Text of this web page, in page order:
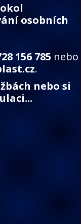
osobních
156 785nebo
.
nebo si